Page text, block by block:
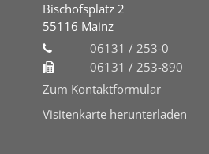
Bischofsplatz 2
55116 Mainz
06131 / 253-0
06131 / 253-890
Zum Kontaktformular
Visitenkarte herunterladen